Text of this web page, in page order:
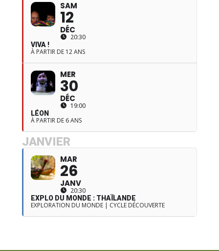
SAM
12
DÉC
20:30
VIVA !
À PARTIR DE 12 ANS
MER
30
DÉC
19:00
LÉON
À PARTIR DE 6 ANS
JANVIER
MAR
26
JANV
20:30
EXPLO DU MONDE : THAÏLANDE
EXPLORATION DU MONDE | CYCLE DÉCOUVERTE